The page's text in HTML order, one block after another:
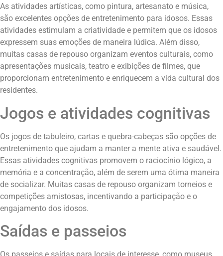
As atividades artísticas, como pintura, artesanato e música,
são excelentes opções de entretenimento para idosos. Essas
atividades estimulam a criatividade e permitem que os idosos
expressem suas emoções de maneira lúdica. Além disso,
muitas casas de repouso organizam eventos culturais, como
apresentações musicais, teatro e exibições de filmes, que
proporcionam entretenimento e enriquecem a vida cultural dos
residentes.
Jogos e atividades cognitivas
Os jogos de tabuleiro, cartas e quebra-cabeças são opções de
entretenimento que ajudam a manter a mente ativa e saudável.
Essas atividades cognitivas promovem o raciocínio lógico, a
memória e a concentração, além de serem uma ótima maneira
de socializar. Muitas casas de repouso organizam torneios e
competições amistosas, incentivando a participação e o
engajamento dos idosos.
Saídas e passeios